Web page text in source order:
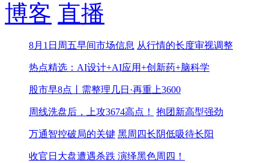
博客 直播
8月1日周五早间市场信息 从行情的长度审视调整
热点精选：AI设计+AI应用+创新药+脑科学
股市早8点丨需整理几日·再重上3600
周线洗盘后，上攻3674高点！ 抱团新高型强劲
万通智控破局的关键 黑周四长阴低吸待长阳
收官日大盘遭遇杀跌 演绎黑色周四！